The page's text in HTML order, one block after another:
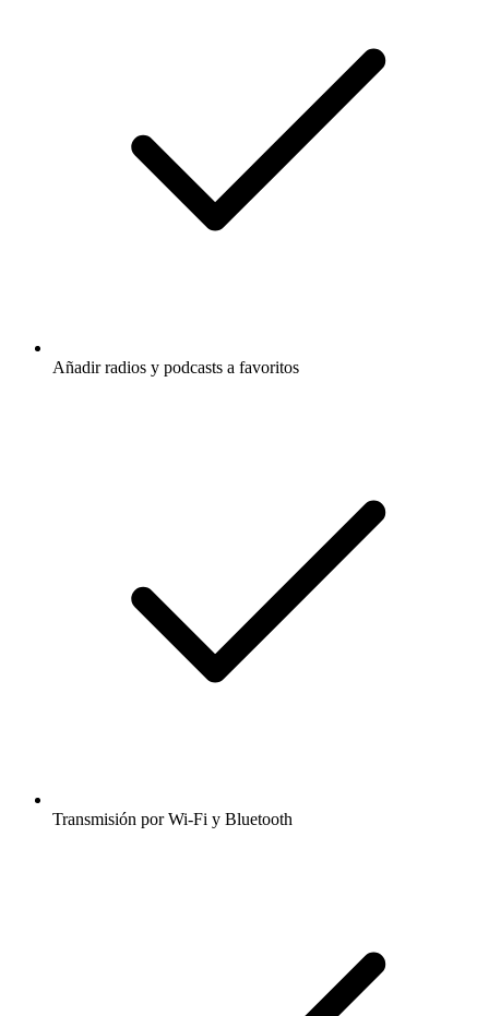
Añadir radios y podcasts a favoritos
Transmisión por Wi-Fi y Bluetooth